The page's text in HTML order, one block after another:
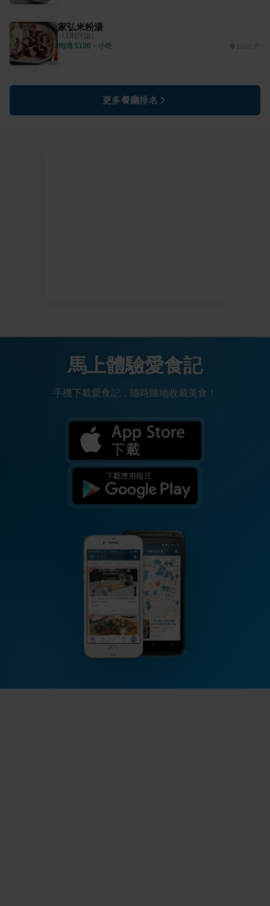
家弘米粉湯
（ 1則評論）
均消 $100 ・ 小吃
更多餐廳排名
馬上體驗愛食記
手機下載愛食記，隨時隨地收藏美食！